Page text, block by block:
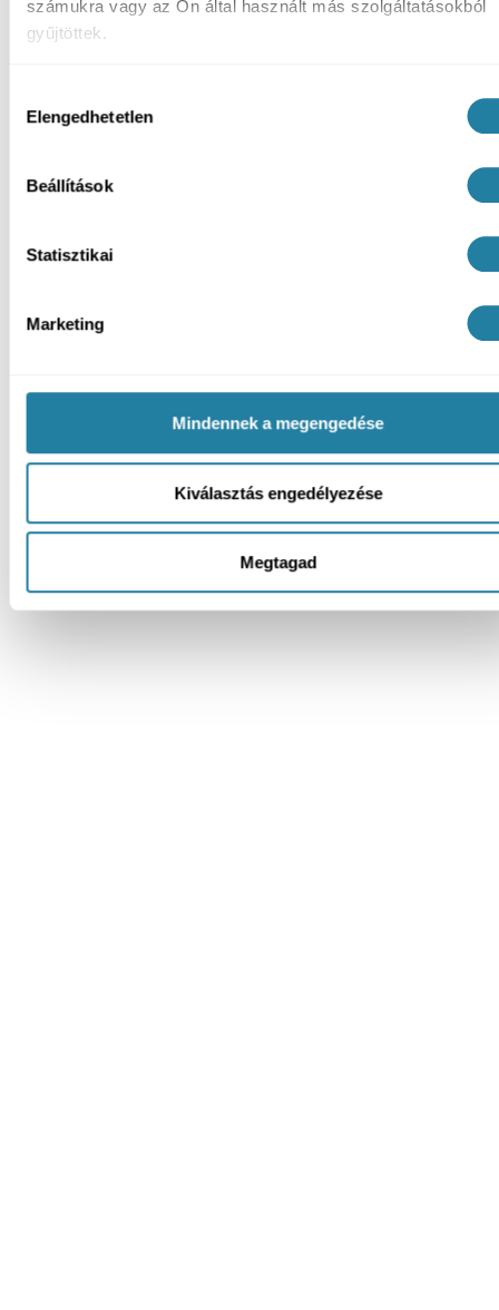
számukra vagy az Ön által használt más szolgáltatásokból
gyűjtöttek.
kiválasztása
Elengedhetetlen
Beállítások
Statisztikai
Marketing
Mindennek a megengedése
Kiválasztás engedélyezése
Megtagad